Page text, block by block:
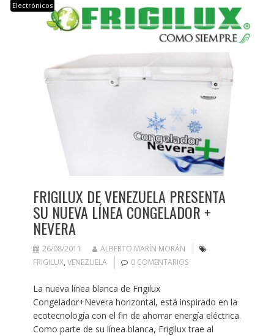
Electrónicos
FRIGILUX DE VENEZUELA PRESENTA
SU NUEVA LÍNEA CONGELADOR +
NEVERA
26/08/2011
ALBERTO MARÍN MORÁN
FRIGILUX, VENEZUELA 0 COMENTARIOS
La nueva línea blanca de Frigilux
Congelador+Nevera horizontal, está inspirado en la
ecotecnología con el fin de ahorrar energía eléctrica.
Como parte de su línea blanca, Frigilux trae al